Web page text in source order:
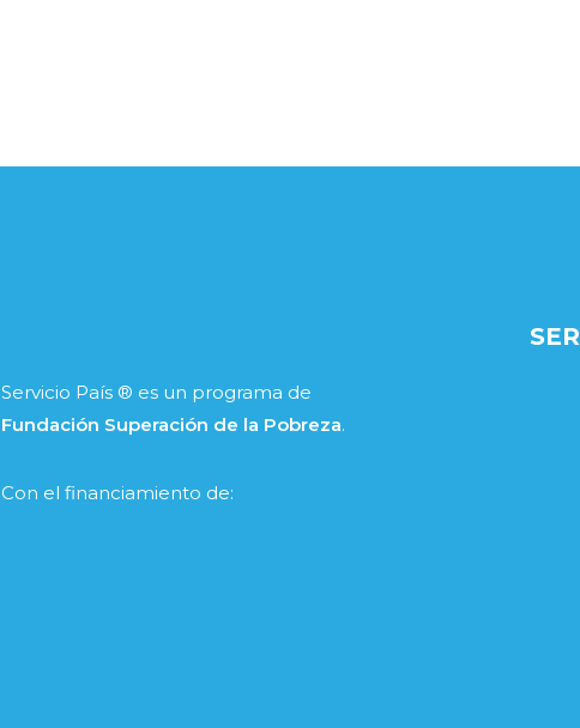
Servicio País ® es un programa de
Fundación Superación de la Pobreza.
Con el financiamiento de: